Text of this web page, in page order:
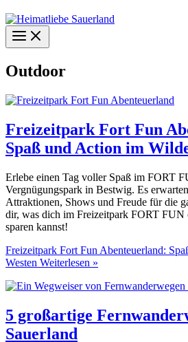
Outdoor
Freizeitpark Fort Fun
Spaß und Action im
Erlebe einen Tag voller Spaß im FORT
Vergnügungspark in Bestwig. Es
Attraktionen, Shows und Freude für die
dir, was dich im Freizeitpark FORT FUN
sparen kannst!
Freizeitpark Fort Fun Abenteuerland:
Westen Weiterlesen »
5 großartige
Sauerland